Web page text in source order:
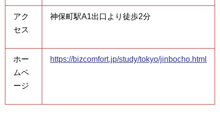
アク
セス
神保町駅A1出口より徒歩2分
ホー
ムペ
ージ
https://bizcomfort.jp/study/tokyo/jinbocho.html